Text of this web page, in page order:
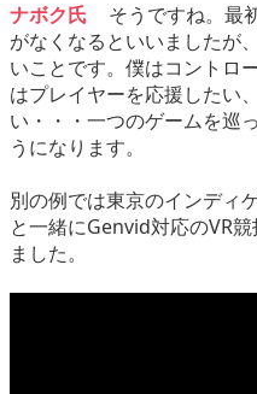
ナボク氏
そうですね。最
がなくなるといいましたが
いことです。僕はコントロ
はプレイヤーを応援したい
い・・・一つのゲームを巡
うになります。
別の例では東京のインディ
と一緒にGenvid対応のVR
ました。